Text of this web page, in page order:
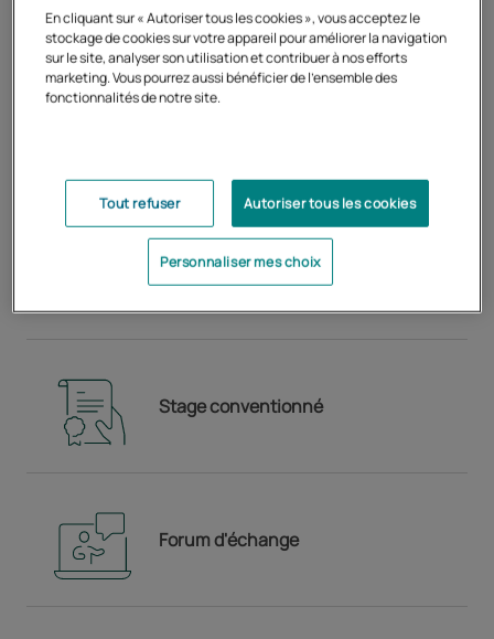
Tutorat individualisé
Stage conventionné
Forum d'échange
En cliquant sur « Autoriser tous les cookies », vous acceptez le
stockage de cookies sur votre appareil pour améliorer la navigation
sur le site, analyser son utilisation et contribuer à nos efforts
marketing. Vous pourrez aussi bénéficier de l'ensemble des
fonctionnalités de notre site.
Tout refuser Autoriser tous les cookies
Personnaliser mes choix